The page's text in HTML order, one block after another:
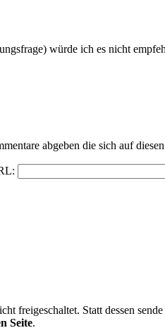
würde ich es nicht
abgeben die sich auf
freigeschaltet. Statt dessen
Seite.